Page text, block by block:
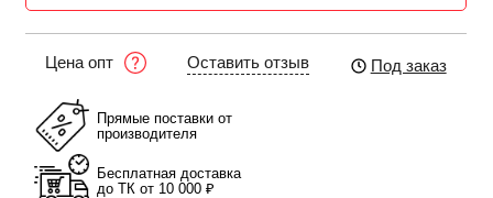
Цена опт Оставить отзыв Под заказ
Прямые поставки от
производителя
Бесплатная доставка
до ТК от 10 000 ₽